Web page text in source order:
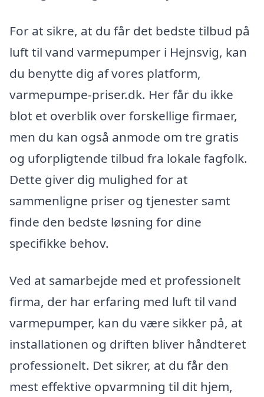
For at sikre, at du får det bedste tilbud på
luft til vand varmepumper i Hejnsvig, kan
du benytte dig af vores platform,
varmepumpe-priser.dk. Her får du ikke
blot et overblik over forskellige firmaer,
men du kan også anmode om tre gratis
og uforpligtende tilbud fra lokale fagfolk.
Dette giver dig mulighed for at
sammenligne priser og tjenester samt
finde den bedste løsning for dine
specifikke behov.
Ved at samarbejde med et professionelt
firma, der har erfaring med luft til vand
varmepumper, kan du være sikker på, at
installationen og driften bliver håndteret
professionelt. Det sikrer, at du får den
mest effektive opvarmning til dit hjem,